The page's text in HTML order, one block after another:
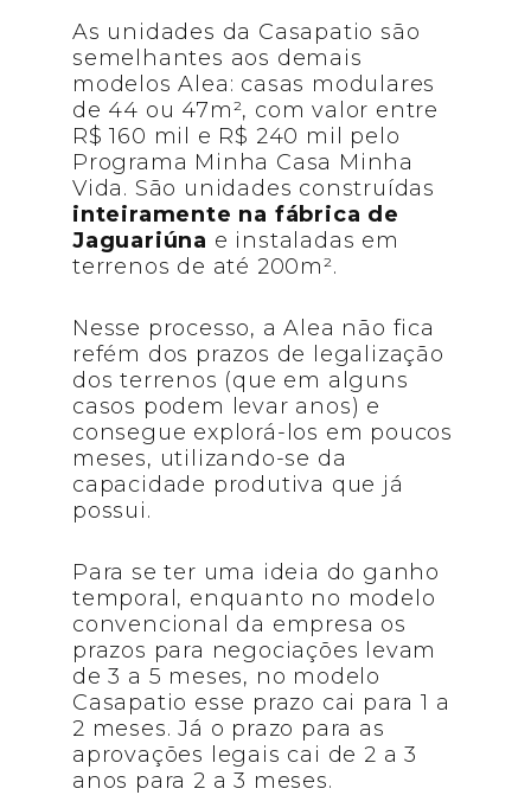
As unidades da Casapatio são
semelhantes aos demais
modelos Alea: casas modulares
de 44 ou 47m², com valor entre
R$ 160 mil e R$ 240 mil pelo
Programa Minha Casa Minha
Vida. São unidades construídas
inteiramente na fábrica de
Jaguariúna e instaladas em
terrenos de até 200m².
Nesse processo, a Alea não fica
refém dos prazos de legalização
dos terrenos (que em alguns
casos podem levar anos) e
consegue explorá-los em poucos
meses, utilizando-se da
capacidade produtiva que já
possui.
Para se ter uma ideia do ganho
temporal, enquanto no modelo
convencional da empresa os
prazos para negociações levam
de 3 a 5 meses, no modelo
Casapatio esse prazo cai para 1 a
2 meses. Já o prazo para as
aprovações legais cai de 2 a 3
anos para 2 a 3 meses.